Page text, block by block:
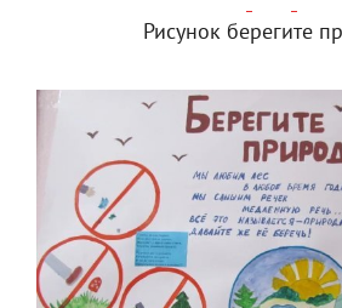
Рисунок берегите